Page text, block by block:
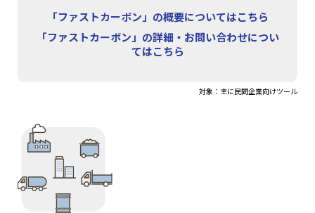
「ファストカーボン」の概要についてはこちら
「ファストカーボン」の詳細・お問い合わせについ
てはこちら
対象：主に民間企業向けツール